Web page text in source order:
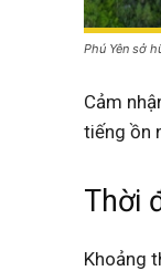
Phú Yên sở
Cảm
tiếng ồn
Thời
Khoảng